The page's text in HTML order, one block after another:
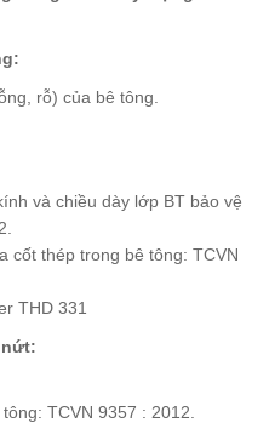
rỗ) của bê tông.
và chiều dày lớp BT bảo vệ
cốt thép trong bê tông: TCVN
THD 331
nứt:
TCVN 9357 : 2012.